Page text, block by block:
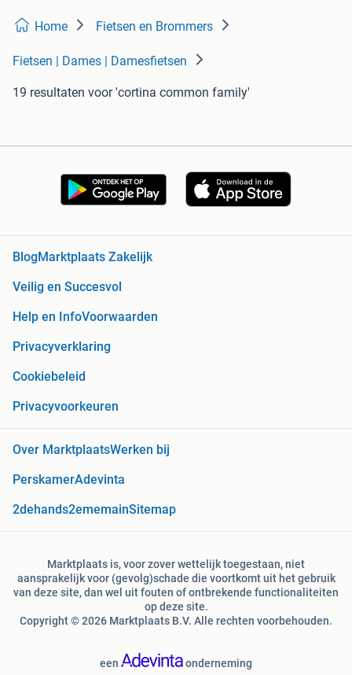
Home Fietsen en Brommers
Fietsen | Dames | Damesfietsen
19 resultaten voor 'cortina common family'
BlogMarktplaats Zakelijk
Veilig en Succesvol
Help en InfoVoorwaarden
Privacyverklaring
Cookiebeleid
Privacyvoorkeuren
Over MarktplaatsWerken bij
PerskamerAdevinta
2dehands2ememainSitemap
Marktplaats is, voor zover wettelijk toegestaan, niet
aansprakelijk voor (gevolg)schade die voortkomt uit het gebruik
van deze site, dan wel uit fouten of ontbrekende functionaliteiten
op deze site.
Copyright © 2026 Marktplaats B.V. Alle rechten voorbehouden.
een onderneming